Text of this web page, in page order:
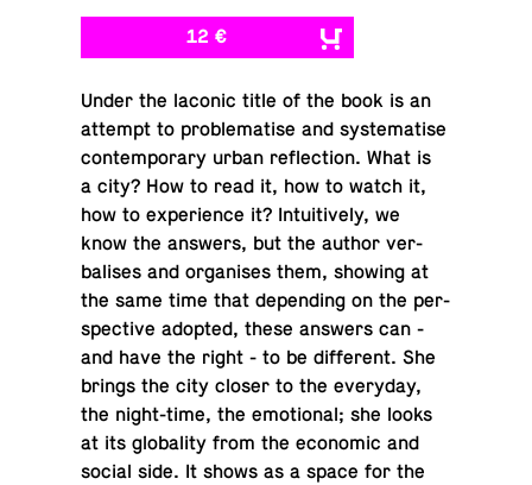
12 €
Under the laconic title of the book is an
attempt to prob­lema­tise and sys­tem­a­tise
con­tem­po­rary urban re­flec­tion. What is
a city? How to read it, how to watch it,
how to ex­pe­ri­ence it? In­tu­itively, we
know the answers, but the author ver­
balises and or­gan­ises them, showing at
the same time that de­pend­ing on the per­
spec­tive adopted, these answers can -
and have the right - to be dif­fer­ent. She
brings the city closer to the every­day,
the night-time, the emo­tional; she looks
at its glob­al­ity from the eco­nomic and
social side. It shows as a space for the